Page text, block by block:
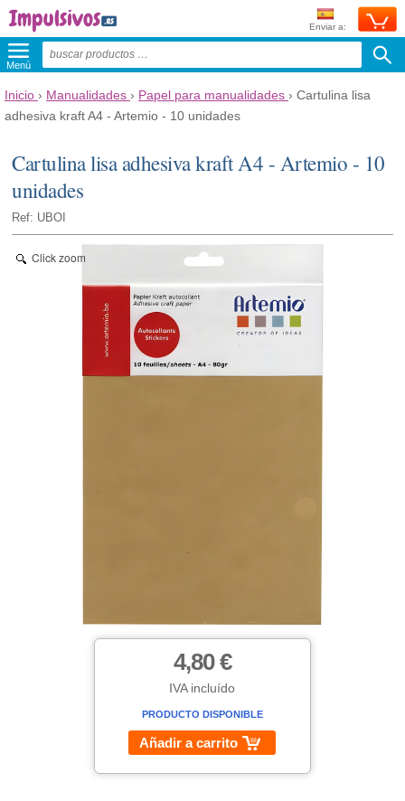
Enviar a:
Menú
Inicio › Manualidades › Papel para manualidades › Cartulina lisa
adhesiva kraft A4 - Artemio - 10 unidades
Cartulina lisa adhesiva kraft A4 - Artemio - 10
unidades
Ref: UBOI
Click zoom
4,80 €
IVA incluído
PRODUCTO DISPONIBLE
Añadir a carrito